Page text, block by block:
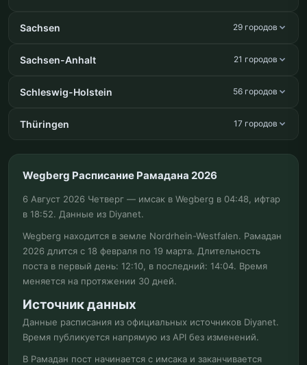
Sachsen 29 городов
Sachsen-Anhalt 21 городов
Schleswig-Holstein 56 городов
Thüringen 17 городов
Wegberg Расписание Рамадана 2026
6 Август 2026 Четверг — имсак в Wegberg в 04:48, ифтар
в 18:52. Данные из Diyanet.
Wegberg находится в земле Nordrhein-Westfalen. Рамадан
2026 длится с 18 февраля по 19 марта. Длительность
поста в первый день: 12:10, в последний: 14:04. Время
меняется на протяжении 30 дней.
Источник данных
Данные расписания из официальных источников Diyanet.
Время публикуется напрямую из API без изменений.
В Рамадан пост начинается с имсака и заканчивается